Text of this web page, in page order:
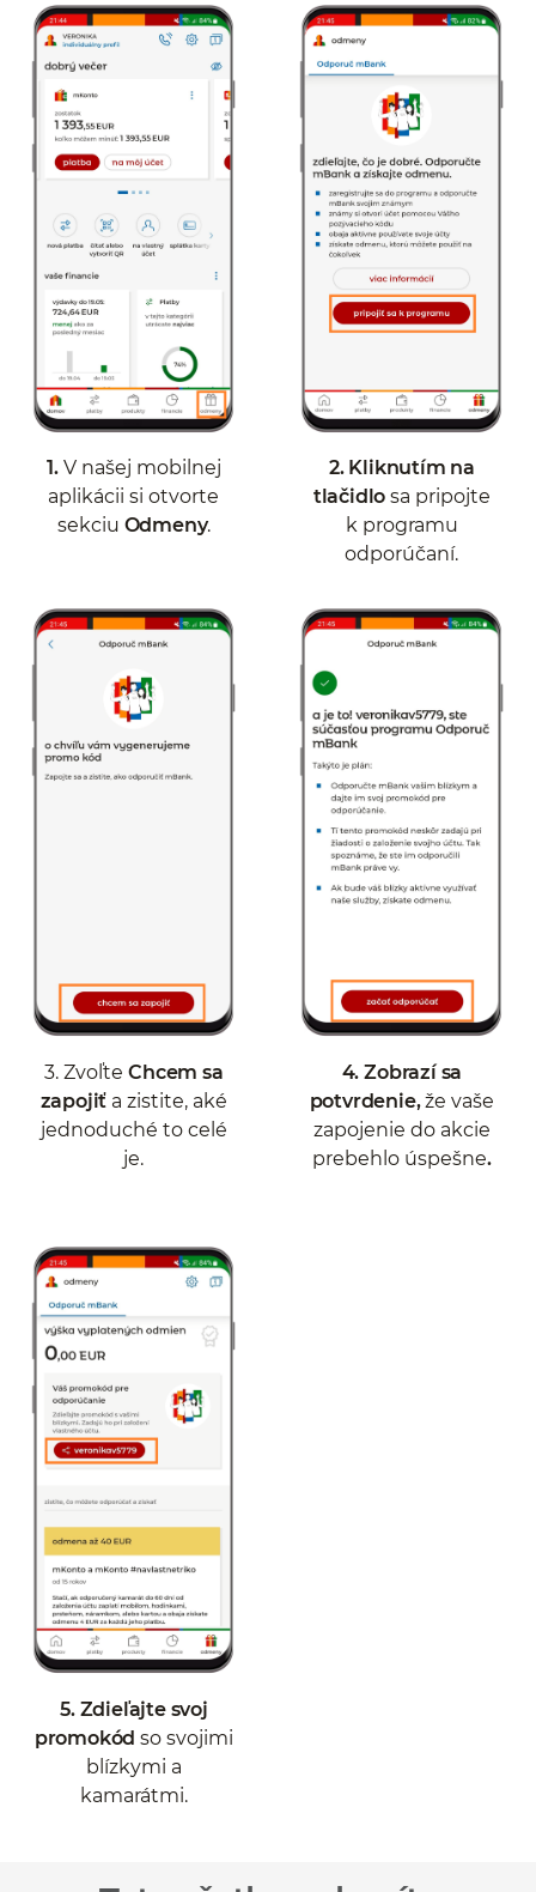
1.V našej mobilnej
aplikácii si otvorte
sekciu Odmeny.
2. Kliknutím na
tlačidlo sa pripojte
k programu
odporúčaní.
3. ZvoľteChcem sa
zapojiť a zistite, aké
jednoduché to celé
je.
4. Zobrazí sa
potvrdenie,že vaše
zapojenie do akcie
prebehlo úspešne.
5. Zdieľajte svoj
promokód so svojimi
blízkymi a
kamarátmi.